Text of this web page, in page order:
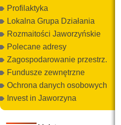
Profilaktyka
Lokalna Grupa Działania
Rozmaitości Jaworzyńskie
Polecane adresy
Zagospodarowanie przestrz.
Fundusze zewnętrzne
Ochrona danych osobowych
Invest in Jaworzyna